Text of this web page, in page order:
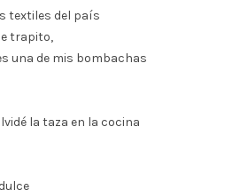
textiles del país
trapito,
una de mis bombachas
la taza en la cocina